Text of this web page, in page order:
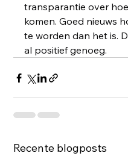
transparantie over
komen. Goed nieuws
te worden dan het is.
al positief genoeg.
Recente blogposts